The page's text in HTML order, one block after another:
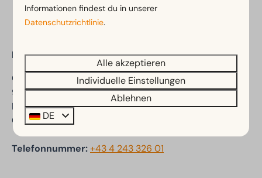
EuroParcs Ossiacher See
Ostriach 67
9570 Ostriach
Kärnten
Österreich
Telefonnummer:+43 4 243 326 01
Informationen findest du in unserer
Datenschutzrichtlinie.
Alle akzeptieren
Individuelle Einstellungen
Ablehnen
DE